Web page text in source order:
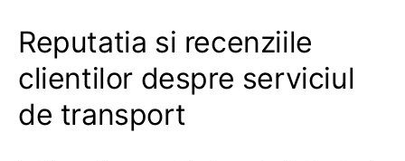
Reputatia si recenziile
clientilor despre serviciul
de transport